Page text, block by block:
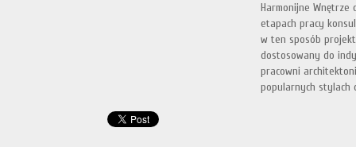
Harmonijne Wnętrze
etapach pracy
w ten sposób
dostosowany do
pracowni
popularnych stylach